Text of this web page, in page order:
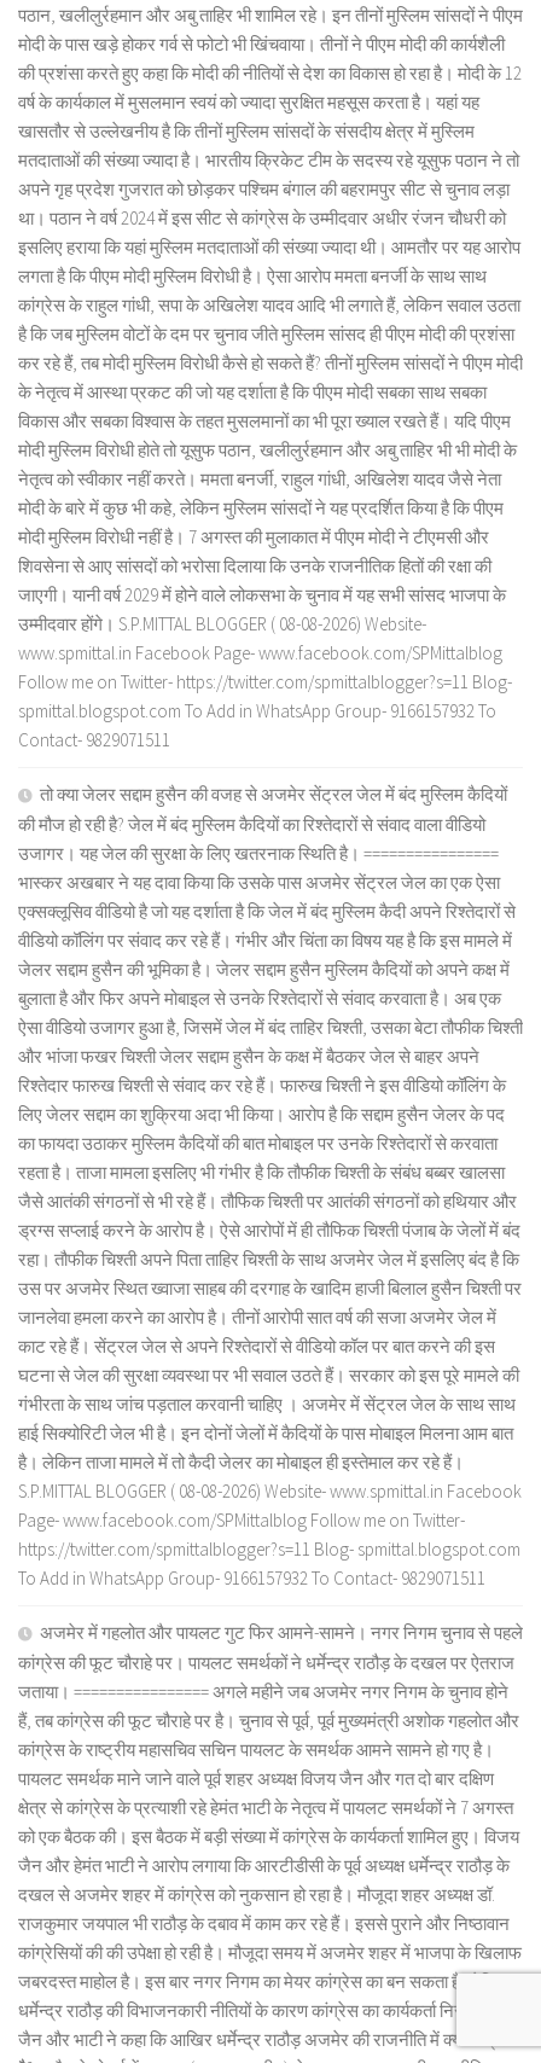
पठान, खलीलुर्रहमान और अबु ताहिर भी शामिल रहे। इन तीनों मुस्लिम सांसदों ने पीएम
मोदी के पास खड़े होकर गर्व से फोटो भी खिंचवाया। तीनों ने पीएम मोदी की कार्यशैली
की प्रशंसा करते हुए कहा कि मोदी की नीतियों से देश का विकास हो रहा है। मोदी के 12
वर्ष के कार्यकाल में मुसलमान स्वयं को ज्यादा सुरक्षित महसूस करता है। यहां यह
खासतौर से उल्लेखनीय है कि तीनों मुस्लिम सांसदों के संसदीय क्षेत्र में मुस्लिम
मतदाताओं की संख्या ज्यादा है। भारतीय क्रिकेट टीम के सदस्य रहे यूसुफ पठान ने तो
अपने गृह प्रदेश गुजरात को छोड़कर पश्चिम बंगाल की बहरामपुर सीट से चुनाव लड़ा
था। पठान ने वर्ष 2024 में इस सीट से कांग्रेस के उम्मीदवार अधीर रंजन चौधरी को
इसलिए हराया कि यहां मुस्लिम मतदाताओं की संख्या ज्यादा थी। आमतौर पर यह आरोप
लगता है कि पीएम मोदी मुस्लिम विरोधी है। ऐसा आरोप ममता बनर्जी के साथ साथ
कांग्रेस के राहुल गांधी, सपा के अखिलेश यादव आदि भी लगाते हैं, लेकिन सवाल उठता
है कि जब मुस्लिम वोटों के दम पर चुनाव जीते मुस्लिम सांसद ही पीएम मोदी की प्रशंसा
कर रहे हैं, तब मोदी मुस्लिम विरोधी कैसे हो सकते हैं? तीनों मुस्लिम सांसदों ने पीएम मोदी
के नेतृत्व में आस्था प्रकट की जो यह दर्शाता है कि पीएम मोदी सबका साथ सबका
विकास और सबका विश्वास के तहत मुसलमानों का भी पूरा ख्याल रखते हैं। यदि पीएम
मोदी मुस्लिम विरोधी होते तो यूसुफ पठान, खलीलुर्रहमान और अबु ताहिर भी भी मोदी के
नेतृत्व को स्वीकार नहीं करते। ममता बनर्जी, राहुल गांधी, अखिलेश यादव जैसे नेता
मोदी के बारे में कुछ भी कहे, लेकिन मुस्लिम सांसदों ने यह प्रदर्शित किया है कि पीएम
मोदी मुस्लिम विरोधी नहीं है। 7 अगस्त की मुलाकात में पीएम मोदी ने टीएमसी और
शिवसेना से आए सांसदों को भरोसा दिलाया कि उनके राजनीतिक हितों की रक्षा की
जाएगी। यानी वर्ष 2029 में होने वाले लोकसभा के चुनाव में यह सभी सांसद भाजपा के
उम्मीदवार होंगे। S.P.MITTAL BLOGGER ( 08-08-2026) Website-
www.spmittal.in Facebook Page- www.facebook.com/SPMittalblog
Follow me on Twitter- https://twitter.com/spmittalblogger?s=11 Blog-
spmittal.blogspot.com To Add in WhatsApp Group- 9166157932 To
Contact- 9829071511
तो क्या जेलर सद्दाम हुसैन की वजह से अजमेर सेंट्रल जेल में बंद मुस्लिम कैदियों
की मौज हो रही है? जेल में बंद मुस्लिम कैदियों का रिश्तेदारों से संवाद वाला वीडियो
उजागर। यह जेल की सुरक्षा के लिए खतरनाक स्थिति है। ================
भास्कर अखबार ने यह दावा किया कि उसके पास अजमेर सेंट्रल जेल का एक ऐसा
एक्सक्लूसिव वीडियो है जो यह दर्शाता है कि जेल में बंद मुस्लिम कैदी अपने रिश्तेदारों से
वीडियो कॉलिंग पर संवाद कर रहे हैं। गंभीर और चिंता का विषय यह है कि इस मामले में
जेलर सद्दाम हुसैन की भूमिका है। जेलर सद्दाम हुसैन मुस्लिम कैदियों को अपने कक्ष में
बुलाता है और फिर अपने मोबाइल से उनके रिश्तेदारों से संवाद करवाता है। अब एक
ऐसा वीडियो उजागर हुआ है, जिसमें जेल में बंद ताहिर चिश्ती, उसका बेटा तौफीक चिश्ती
और भांजा फखर चिश्ती जेलर सद्दाम हुसैन के कक्ष में बैठकर जेल से बाहर अपने
रिश्तेदार फारुख चिश्ती से संवाद कर रहे हैं। फारुख चिश्ती ने इस वीडियो कॉलिंग के
लिए जेलर सद्दाम का शुक्रिया अदा भी किया। आरोप है कि सद्दाम हुसैन जेलर के पद
का फायदा उठाकर मुस्लिम कैदियों की बात मोबाइल पर उनके रिश्तेदारों से करवाता
रहता है। ताजा मामला इसलिए भी गंभीर है कि तौफीक चिश्ती के संबंध बब्बर खालसा
जैसे आतंकी संगठनों से भी रहे हैं। तौफिक चिश्ती पर आतंकी संगठनों को हथियार और
ड्रग्स सप्लाई करने के आरोप है। ऐसे आरोपों में ही तौफिक चिश्ती पंजाब के जेलों में बंद
रहा। तौफीक चिश्ती अपने पिता ताहिर चिश्ती के साथ अजमेर जेल में इसलिए बंद है कि
उस पर अजमेर स्थित ख्वाजा साहब की दरगाह के खादिम हाजी बिलाल हुसैन चिश्ती पर
जानलेवा हमला करने का आरोप है। तीनों आरोपी सात वर्ष की सजा अजमेर जेल में
काट रहे हैं। सेंट्रल जेल से अपने रिश्तेदारों से वीडियो कॉल पर बात करने की इस
घटना से जेल की सुरक्षा व्यवस्था पर भी सवाल उठते हैं। सरकार को इस पूरे मामले की
गंभीरता के साथ जांच पड़ताल करवानी चाहिए । अजमेर में सेंट्रल जेल के साथ साथ
हाई सिक्योरिटी जेल भी है। इन दोनों जेलों में कैदियों के पास मोबाइल मिलना आम बात
है। लेकिन ताजा मामले में तो कैदी जेलर का मोबाइल ही इस्तेमाल कर रहे हैं।
S.P.MITTAL BLOGGER ( 08-08-2026) Website- www.spmittal.in Facebook
Page- www.facebook.com/SPMittalblog Follow me on Twitter-
https://twitter.com/spmittalblogger?s=11 Blog- spmittal.blogspot.com
To Add in WhatsApp Group- 9166157932 To Contact- 9829071511
अजमेर में गहलोत और पायलट गुट फिर आमने-सामने। नगर निगम चुनाव से पहले
कांग्रेस की फूट चौराहे पर। पायलट समर्थकों ने धर्मेन्द्र राठौड़ के दखल पर ऐतराज
जताया। ================ अगले महीने जब अजमेर नगर निगम के चुनाव होने
हैं, तब कांग्रेस की फूट चौराहे पर है। चुनाव से पूर्व, पूर्व मुख्यमंत्री अशोक गहलोत और
कांग्रेस के राष्ट्रीय महासचिव सचिन पायलट के समर्थक आमने सामने हो गए है।
पायलट समर्थक माने जाने वाले पूर्व शहर अध्यक्ष विजय जैन और गत दो बार दक्षिण
क्षेत्र से कांग्रेस के प्रत्याशी रहे हेमंत भाटी के नेतृत्व में पायलट समर्थकों ने 7 अगस्त
को एक बैठक की। इस बैठक में बड़ी संख्या में कांग्रेस के कार्यकर्ता शामिल हुए। विजय
जैन और हेमंत भाटी ने आरोप लगाया कि आरटीडीसी के पूर्व अध्यक्ष धर्मेन्द्र राठौड़ के
दखल से अजमेर शहर में कांग्रेस को नुकसान हो रहा है। मौजूदा शहर अध्यक्ष डॉ.
राजकुमार जयपाल भी राठौड़ के दबाव में काम कर रहे हैं। इससे पुराने और निष्ठावान
कांग्रेसियों की की उपेक्षा हो रही है। मौजूदा समय में अजमेर शहर में भाजपा के खिलाफ
जबरदस्त माहोल है। इस बार नगर निगम का मेयर कांग्रेस का बन सकता है, लेकिन
धर्मेन्द्र राठौड़ की विभाजनकारी नीतियों के कारण कांग्रेस का कार्यकर्ता निराश है।
जैन और भाटी ने कहा कि आखिर धर्मेन्द्र राठौड़ अजमेर की राजनीति में क्यों सक्रिय